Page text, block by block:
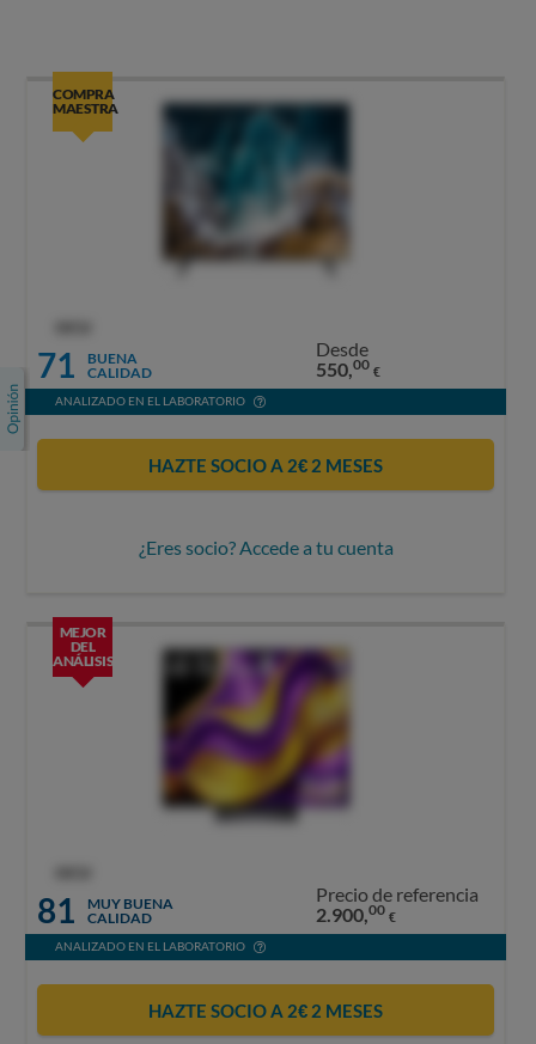
COMPRA
MAESTRA
71
BUENA
CALIDAD
Desde
550,00 €
ANALIZADO EN EL LABORATORIO
HAZTE SOCIO A 2€ 2 MESES
¿Eres socio? Accede a tu cuenta
MEJOR
DEL
ANÁLISIS
81
MUY BUENA
CALIDAD
Precio de referencia
2.900,00 €
ANALIZADO EN EL LABORATORIO
HAZTE SOCIO A 2€ 2 MESES